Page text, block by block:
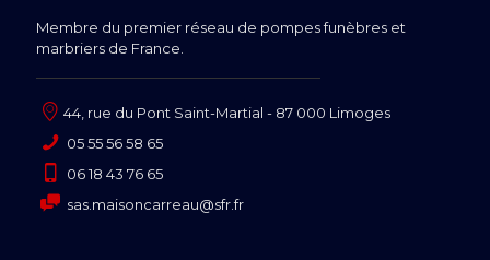
Membre du premier réseau de pompes funèbres et
marbriers de France.
44, rue du Pont Saint-Martial - 87 000 Limoges
05 55 56 58 65
06 18 43 76 65
sas.maisoncarreau@sfr.fr